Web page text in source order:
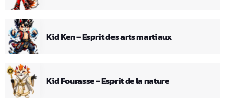
Kid Ken – Esprit des arts martiaux
Kid Fourasse – Esprit de la nature